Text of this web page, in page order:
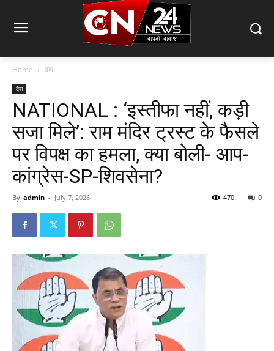
Home देश
देश
NATIONAL : ‘इस्तीफा नहीं, कड़ी
सजा मिले’: राम मंदिर ट्रस्ट के फैसले
पर विपक्ष का हमला, क्या बोली- आप-
कांग्रेस-SP-शिवसेना?
By admin - July 7, 2026 0
470